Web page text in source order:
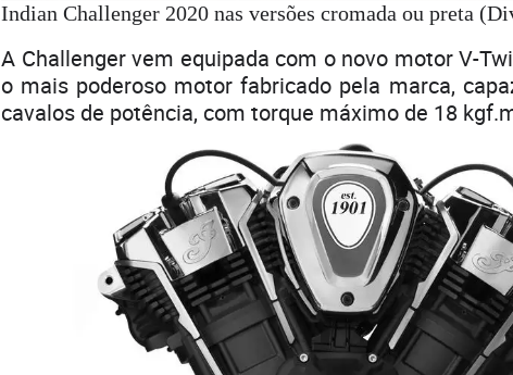
Indian Challenger 2020 nas versões cromada ou preta
A Challenger vem equipada com o novo motor V-
o mais poderoso motor fabricado pela marca,
cavalos de potência, com torque máximo de 18